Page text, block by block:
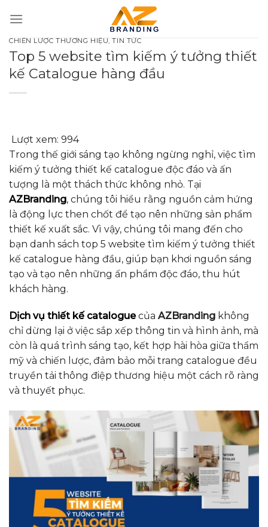
qua
nội
dung
CHIẾN LƯỢC THƯƠNG HIỆU,TIN TỨC
Top 5 website tìm kiếm ý tưởng thiết
kế Catalogue hàng đầu
Lượt xem: 994
Trong thế giới sáng tạo không ngừng nghỉ, việc tìm
kiếm ý tưởng thiết kế catalogue độc đáo và ấn
tượng là một thách thức không nhỏ. Tại
AZBranding, chúng tôi hiểu rằng nguồn cảm hứng
là động lực then chốt để tạo nên những sản phẩm
thiết kế xuất sắc. Vì vậy, chúng tôi mang đến cho
bạn danh sách top 5 website tìm kiếm ý tưởng thiết
kế catalogue hàng đầu, giúp bạn khơi nguồn sáng
tạo và tạo nên những ấn phẩm độc đáo, thu hút
khách hàng.
Dịch vụ thiết kế cataloguecủa AZBranding không
chỉ dừng lại ở việc sắp xếp thông tin và hình ảnh, mà
còn là quá trình sáng tạo, kết hợp hài hòa giữa thẩm
mỹ và chiến lược, đảm bảo mỗi trang catalogue đều
truyền tải thông điệp thương hiệu một cách rõ ràng
và thuyết phục.